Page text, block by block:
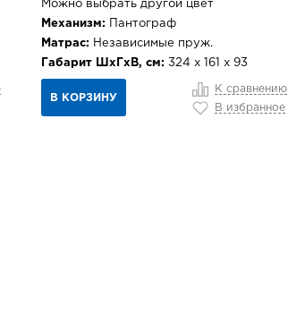
Можно выбрать другой цвет
Механизм: Пантограф
Матрас: Независимые пруж.
Габарит ШхГхВ, см: 324 х 161 х 93
В КОРЗИНУ
К сравнению
В избранное